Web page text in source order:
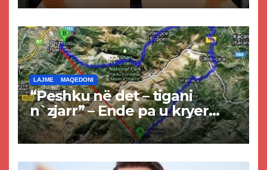
LAJME MAQEDONI
“Peshku në det – tigani
n`zjarr” – Ende pa u kryer
projekti i tunelit, komuna e
Tetovës nis punimet për